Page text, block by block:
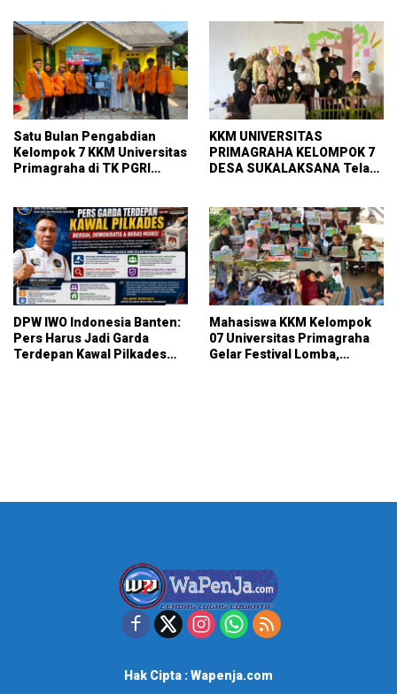
Satu Bulan Pengabdian
Kelompok 7 KKM Universitas
Primagraha di TK PGRI
KKM UNIVERSITAS
PRIMAGRAHA KELOMPOK 7
DESA SUKALAKSANA Telah
DPW IWO Indonesia Banten:
Pers Harus Jadi Garda
Terdepan Kawal Pilkades
Mahasiswa KKM Kelompok
07 Universitas Primagraha
Gelar Festival Lomba,
Hak Cipta : Wapenja.com